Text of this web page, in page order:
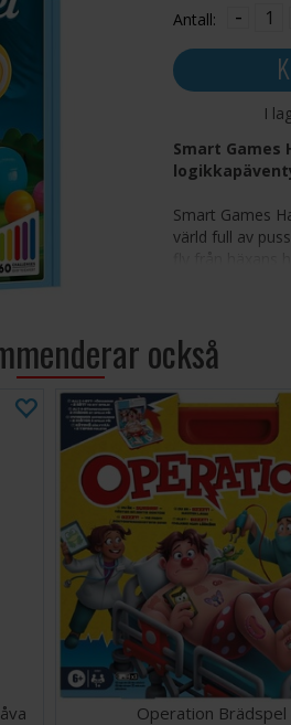
Antall: -
I
Smart Games
Smart Games
värld full av
fly från
pusselbitarna
fantasifull lek
Utvecklar
plast
Perfekt
Deluxe-setet
figurer,
sagobok.
kombination
medan de lär sig
också
Operation Brädspel